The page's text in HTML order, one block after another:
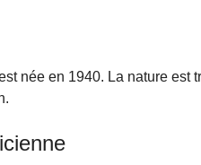
née en 1940. La nature est